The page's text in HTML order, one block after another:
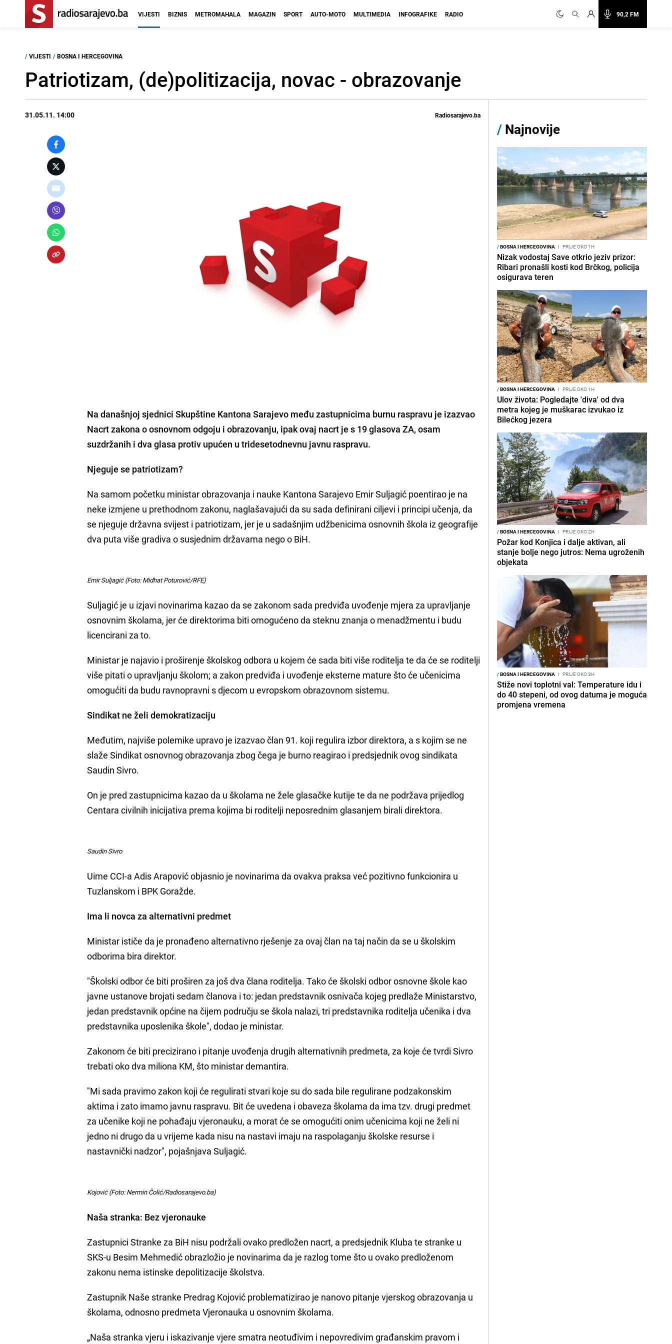
90,2 FM
VIJESTI BIZNIS METROMAHALA MAGAZIN SPORT AUTO-MOTO MULTIMEDIA INFOGRAFIKE RADIO
/ VIJESTI / BOSNA I HERCEGOVINA
Patriotizam, (de)politizacija, novac - obrazovanje
31.05.11. 14:00 Radiosarajevo.ba
Na današnjoj sjednici Skupštine Kantona Sarajevo među zastupnicima burnu raspravu je izazvao
Nacrt zakona o osnovnom odgoju i obrazovanju, ipak ovaj nacrt je s 19 glasova ZA, osam
suzdržanih i dva glasa protiv upućen u tridesetodnevnu javnu raspravu.
Njeguje se patriotizam?
Na samom početku ministar obrazovanja i nauke Kantona Sarajevo Emir Suljagić poentirao je na
neke izmjene u prethodnom zakonu, naglašavajući da su sada definirani ciljevi i principi učenja, da
se njeguje državna svijest i patriotizam, jer je u sadašnjim udžbenicima osnovnih škola iz geografije
dva puta više gradiva o susjednim državama nego o BiH.
Emir Suljagić (Foto: Midhat Poturović/RFE)
Suljagić je u izjavi novinarima kazao da se zakonom sada predviđa uvođenje mjera za upravljanje
osnovnim školama, jer će direktorima biti omogućeno da steknu znanja o menadžmentu i budu
licencirani za to.
Ministar je najavio i proširenje školskog odbora u kojem će sada biti više roditelja te da će se roditelji
više pitati o upravljanju školom; a zakon predviđa i uvođenje eksterne mature što će učenicima
omogućiti da budu ravnopravni s djecom u evropskom obrazovnom sistemu.
Sindikat ne želi demokratizaciju
Međutim, najviše polemike upravo je izazvao član 91. koji regulira izbor direktora, a s kojim se ne
slaže Sindikat osnovnog obrazovanja zbog čega je burno reagirao i predsjednik ovog sindikata
Saudin Sivro.
On je pred zastupnicima kazao da u školama ne žele glasačke kutije te da ne podržava prijedlog
Centara civilnih inicijativa prema kojima bi roditelji neposrednim glasanjem birali direktora.
Saudin Sivro
Uime CCI-a Adis Arapović objasnio je novinarima da ovakva praksa već pozitivno funkcionira u
Tuzlanskom i BPK Goražde.
Ima li novca za alternativni predmet
Ministar ističe da je pronađeno alternativno rješenje za ovaj član na taj način da se u školskim
odborima bira direktor.
"Školski odbor će biti proširen za još dva člana roditelja. Tako će školski odbor osnovne škole kao
javne ustanove brojati sedam članova i to: jedan predstavnik osnivača kojeg predlaže Ministarstvo,
jedan predstavnik općine na čijem području se škola nalazi, tri predstavnika roditelja učenika i dva
predstavnika uposlenika škole", dodao je ministar.
Zakonom će biti precizirano i pitanje uvođenja drugih alternativnih predmeta, za koje će tvrdi Sivro
trebati oko dva miliona KM, što ministar demantira.
"Mi sada pravimo zakon koji će regulirati stvari koje su do sada bile regulirane podzakonskim
aktima i zato imamo javnu raspravu. Bit će uvedena i obaveza školama da ima tzv. drugi predmet
za učenike koji ne pohađaju vjeronauku, a morat će se omogućiti onim učenicima koji ne želi ni
jedno ni drugo da u vrijeme kada nisu na nastavi imaju na raspolaganju školske resurse i
nastavnički nadzor", pojašnjava Suljagić.
Kojović (Foto: Nermin Čolić/Radiosarajevo.ba)
Naša stranka: Bez vjeronauke
Zastupnici Stranke za BiH nisu podržali ovako predložen nacrt, a predsjednik Kluba te stranke u
SKS-u Besim Mehmedić obrazložio je novinarima da je razlog tome što u ovako predloženom
zakonu nema istinske depolitizacije školstva.
Zastupnik Naše stranke Predrag Kojović problematizirao je nanovo pitanje vjerskog obrazovanja u
školama, odnosno predmeta Vjeronauka u osnovnim školama.
„Naša stranka vjeru i iskazivanje vjere smatra neotuđivim i nepovredivim građanskim pravom i
/ Najnovije
/BOSNA I HERCEGOVINA I PRIJE OKO 1H
Nizak vodostaj Save otkrio jeziv prizor:
Ribari pronašli kosti kod Brčkog, policija
osigurava teren
/BOSNA I HERCEGOVINA I PRIJE OKO 1H
Ulov života: Pogledajte 'diva' od dva
metra kojeg je muškarac izvukao iz
Bilećkog jezera
/BOSNA I HERCEGOVINA I PRIJE OKO 2H
Požar kod Konjica i dalje aktivan, ali
stanje bolje nego jutros: Nema ugroženih
objekata
/BOSNA I HERCEGOVINA I PRIJE OKO 3H
Stiže novi toplotni val: Temperature idu i
do 40 stepeni, od ovog datuma je moguća
promjena vremena